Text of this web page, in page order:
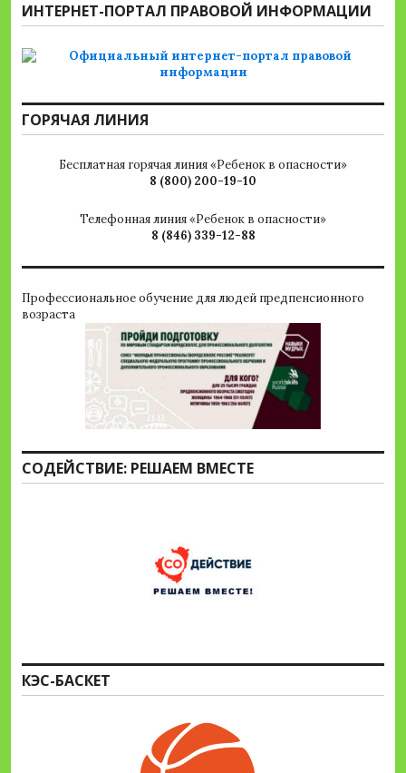
ИНТЕРНЕТ-ПОРТАЛ ПРАВОВОЙ ИНФОРМАЦИИ
ГОРЯЧАЯ ЛИНИЯ
Бесплатная горячая линия «Ребенок в опасности»
8 (800) 200-19-10
Телефонная линия «Ребенок в опасности»
8 (846) 339-12-88
Профессиональное обучение для людей предпенсионного
возраста
СОДЕЙСТВИЕ: РЕШАЕМ ВМЕСТЕ
КЭС-БАСКЕТ